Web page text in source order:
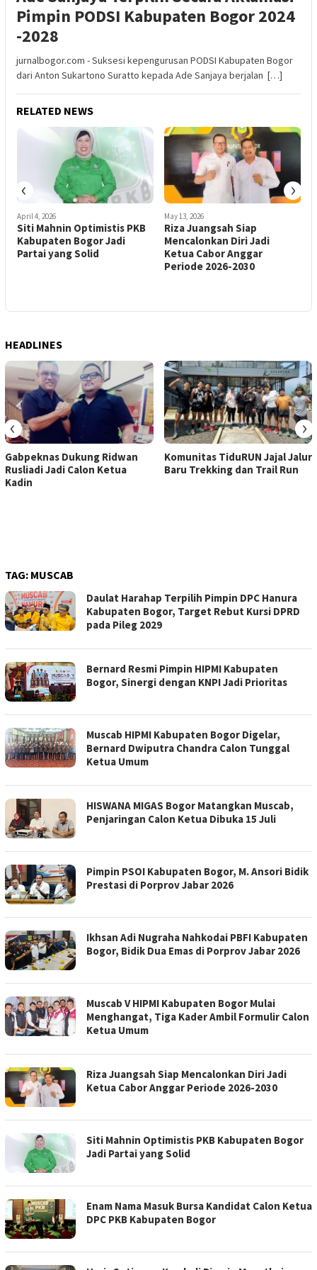
Pimpin PODSI Kabupaten Bogor 2024
-2028
jurnalbogor.com - Suksesi kepengurusan PODSI Kabupaten Bogor
dari Anton Sukartono Suratto kepada Ade Sanjaya berjalan […]
RELATED NEWS
April 4, 2026
Siti Mahnin Optimistis PKB
Kabupaten Bogor Jadi
Partai yang Solid
May 13, 2026
Riza Juangsah Siap
Mencalonkan Diri Jadi
Ketua Cabor Anggar
Periode 2026-2030
‹ ›
HEADLINES
Gabpeknas Dukung Ridwan
Rusliadi Jadi Calon Ketua
Kadin
Komunitas TiduRUN Jajal Jalur
Baru Trekking dan Trail Run
‹ ›
TAG: MUSCAB
Daulat Harahap Terpilih Pimpin DPC Hanura
Kabupaten Bogor, Target Rebut Kursi DPRD
pada Pileg 2029
Bernard Resmi Pimpin HIPMI Kabupaten
Bogor, Sinergi dengan KNPI Jadi Prioritas
Muscab HIPMI Kabupaten Bogor Digelar,
Bernard Dwiputra Chandra Calon Tunggal
Ketua Umum
HISWANA MIGAS Bogor Matangkan Muscab,
Penjaringan Calon Ketua Dibuka 15 Juli
Pimpin PSOI Kabupaten Bogor, M. Ansori Bidik
Prestasi di Porprov Jabar 2026
Ikhsan Adi Nugraha Nahkodai PBFI Kabupaten
Bogor, Bidik Dua Emas di Porprov Jabar 2026
Muscab V HIPMI Kabupaten Bogor Mulai
Menghangat, Tiga Kader Ambil Formulir Calon
Ketua Umum
Riza Juangsah Siap Mencalonkan Diri Jadi
Ketua Cabor Anggar Periode 2026-2030
Siti Mahnin Optimistis PKB Kabupaten Bogor
Jadi Partai yang Solid
Enam Nama Masuk Bursa Kandidat Calon Ketua
DPC PKB Kabupaten Bogor